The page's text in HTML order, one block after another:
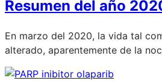
Resumen del año
En marzo del 2020, la vida tal
alterado, aparentemente de la